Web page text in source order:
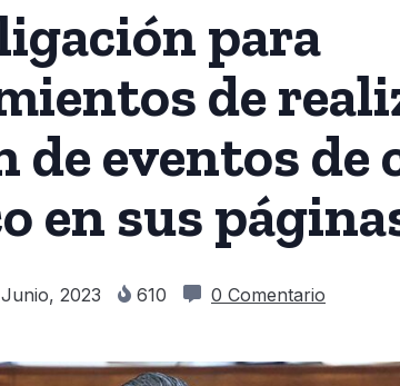
para
de
de eventos de
en sus
2023 610 0 Comentario